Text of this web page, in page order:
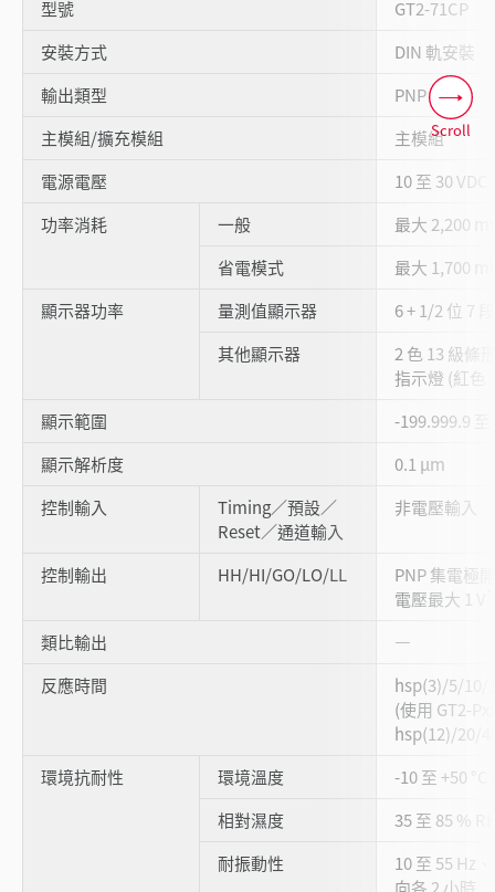
型號
GT2-71CP
安裝方式
DIN 軌安裝
輸出類型
PNP 輸出
主模組/擴充模組
主模組
電源電壓
10 至 30
功率消耗
一般
最大 2,200
省電模式
最大 1,700
顯示器功率
量測值顯示器
6 + 1/2 位 7
其他顯示器
2 色 13 級條
指示燈 (紅色
顯示範圍
-199.999.9
顯示解析度
0.1 μm
控制輸入
Timing／預設／
Reset／通道輸入
非電壓輸入
控制輸出 HH/HI/GO/LO/LL
PNP 集電極
電壓最大 1 V
類比輸出
―
反應時間
hsp(3)/5/10/
(使用 GT2-
hsp(12)/20/
環境抗耐性
環境溫度
-10 至 +50
相對濕度
35 至 85 %
耐振動性
10 至 55 Hz
向各 2 小時
Scroll